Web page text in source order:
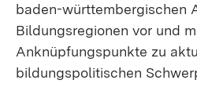
baden-württembergischen
Bildungsregionen vor und
Anknüpfungspunkte zu
bildungspolitischen